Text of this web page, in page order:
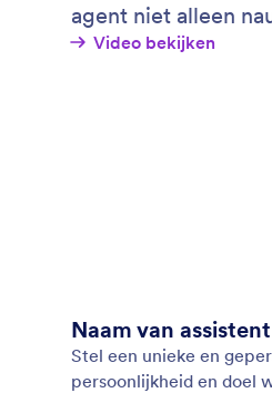
agent niet alleen
Video bekijken
Naam van assistent
Stel een unieke en
persoonlijkheid en doel